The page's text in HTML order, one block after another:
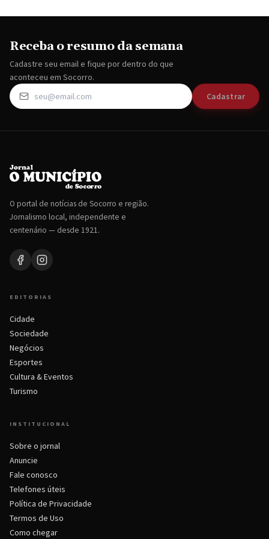
Receba o resumo da semana
Cadastre seu email e fique por dentro do que
aconteceu em Socorro.
Cadastrar
O portal de notícias de Socorro e região.
Jornalismo local, independente e
centenário — desde 1921.
EDITORIAS
Cidade
Sociedade
Negócios
Esportes
Cultura & Eventos
Turismo
INSTITUCIONAL
Sobre o jornal
Anuncie
Fale conosco
Telefones úteis
Política de Privacidade
Termos de Uso
Como chegar